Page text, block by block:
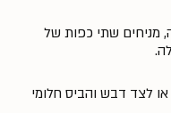
מניחים שתי כפות של
להגיש ככה, או לצד דבש והביס חלומי